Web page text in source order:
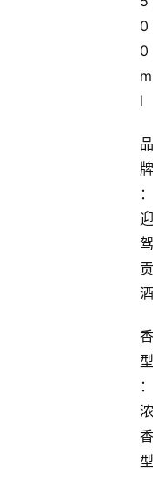
0
0
m
l
品
牌
：
迎
驾
贡
酒
香
型
：
浓
香
型